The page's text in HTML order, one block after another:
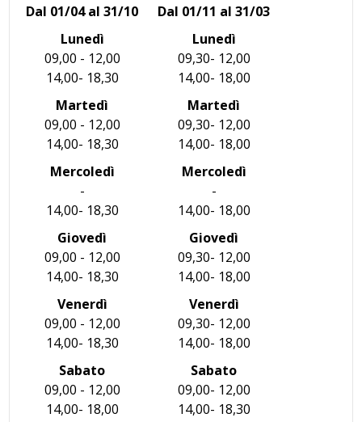
Dal 01/04 al 31/10
Dal 01/11 al 31/03
Lunedì
09,00 - 12,00
14,00- 18,30
Lunedì
09,30- 12,00
14,00- 18,00
Martedì
09,00 - 12,00
14,00- 18,30
Martedì
09,30- 12,00
14,00- 18,00
Mercoledì
-
14,00- 18,30
Mercoledì
-
14,00- 18,00
Giovedì
09,00 - 12,00
14,00- 18,30
Giovedì
09,30- 12,00
14,00- 18,00
Venerdì
09,00 - 12,00
14,00- 18,30
Venerdì
09,30- 12,00
14,00- 18,00
Sabato
09,00 - 12,00
14,00- 18,00
Sabato
09,00- 12,00
14,00- 18,30